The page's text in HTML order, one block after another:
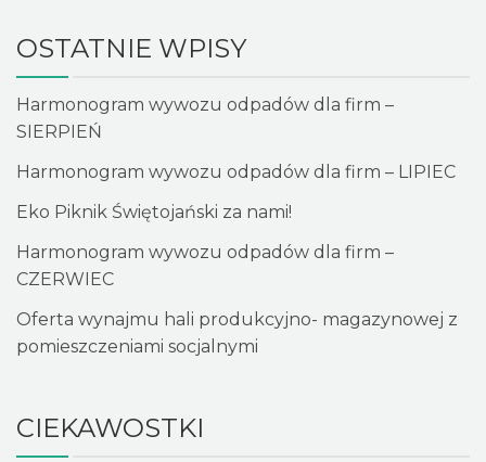
OSTATNIE WPISY
Harmonogram wywozu odpadów dla firm –
SIERPIEŃ
Harmonogram wywozu odpadów dla firm – LIPIEC
Eko Piknik Świętojański za nami!
Harmonogram wywozu odpadów dla firm –
CZERWIEC
Oferta wynajmu hali produkcyjno- magazynowej z
pomieszczeniami socjalnymi
CIEKAWOSTKI